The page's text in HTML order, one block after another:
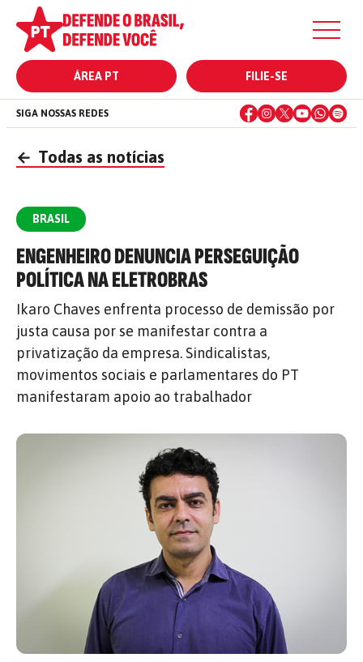
ÁREA PT FILIE-SE
SIGA NOSSAS REDES
← Todas as notícias
BRASIL
ENGENHEIRO DENUNCIA PERSEGUIÇÃO
POLÍTICA NA ELETROBRAS
Ikaro Chaves enfrenta processo de demissão por
justa causa por se manifestar contra a
privatização da empresa. Sindicalistas,
movimentos sociais e parlamentares do PT
manifestaram apoio ao trabalhador